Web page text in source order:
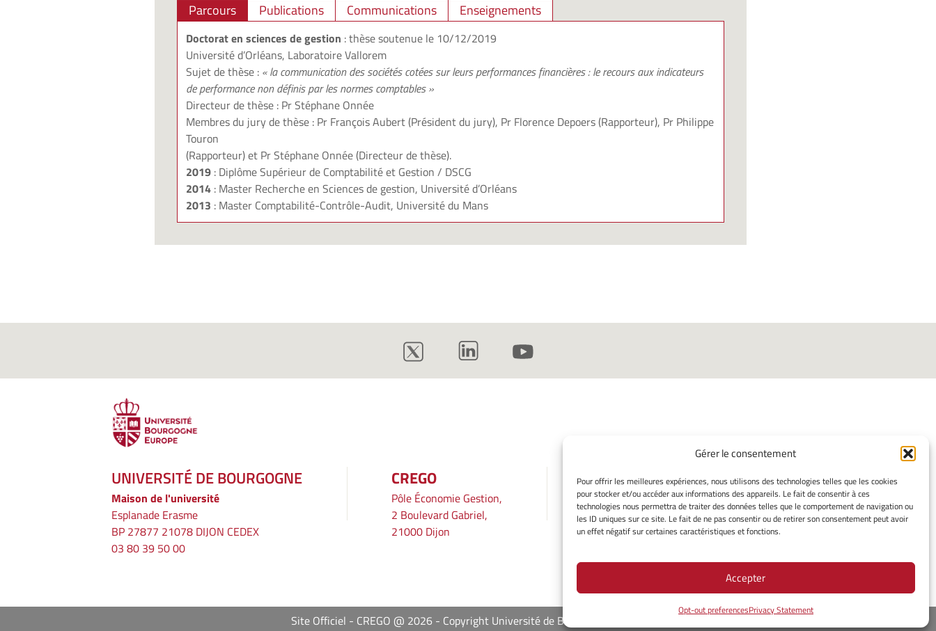
Gérer le consentement
Pour offrir les meilleures expériences, nous utilisons des technologies telles que les cookies
pour stocker et/ou accéder aux informations des appareils. Le fait de consentir à ces
technologies nous permettra de traiter des données telles que le comportement de navigation ou
les ID uniques sur ce site. Le fait de ne pas consentir ou de retirer son consentement peut avoir
un effet négatif sur certaines caractéristiques et fonctions.
Accepter
Opt-out preferencesPrivacy Statement
Parcours Publications Communications Enseignements
Doctorat en sciences de gestion : thèse soutenue le 10/12/2019
Université d’Orléans, Laboratoire Vallorem
Sujet de thèse : « la communication des sociétés cotées sur leurs performances financières : le recours aux indicateurs
de performance non définis par les normes comptables »
Directeur de thèse : Pr Stéphane Onnée
Membres du jury de thèse : Pr François Aubert (Président du jury), Pr Florence Depoers (Rapporteur), Pr Philippe
Touron
(Rapporteur) et Pr Stéphane Onnée (Directeur de thèse).
2019 : Diplôme Supérieur de Comptabilité et Gestion / DSCG
2014 : Master Recherche en Sciences de gestion, Université d’Orléans
2013 : Master Comptabilité-Contrôle-Audit, Université du Mans
UNIVERSITÉ DE BOURGOGNE
Maison de l'université
Esplanade Erasme
BP 27877 21078 DIJON CEDEX
03 80 39 50 00
CREGO
Pôle Économie Gestion,
2 Boulevard Gabriel,
21000 Dijon
INFORMATIONS LÉGALES
Mentions légales
Gérer mes cookies
Avertissement
Déclaration de confidentialité
Site Officiel - CREGO @ 2026 Copyright Université de Bourgogne Europe